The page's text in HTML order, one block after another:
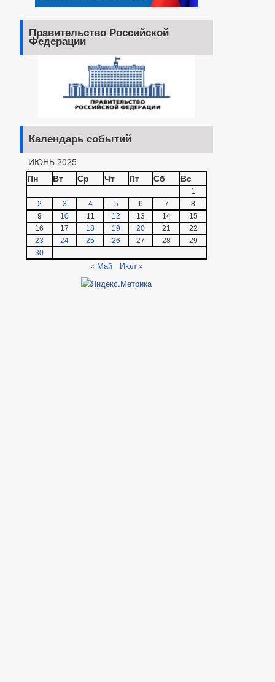
Правительство Российской
Федерации
Календарь событий
ИЮНЬ 2025
Пн
Вт Ср Чт Пт Сб Вс
1
2
3 4 5 6 7
8
9
10 11 12 13 14
15
16
17 18 19 20 21
22
23
24 25 26 27 28
29
30
« Май Июл »